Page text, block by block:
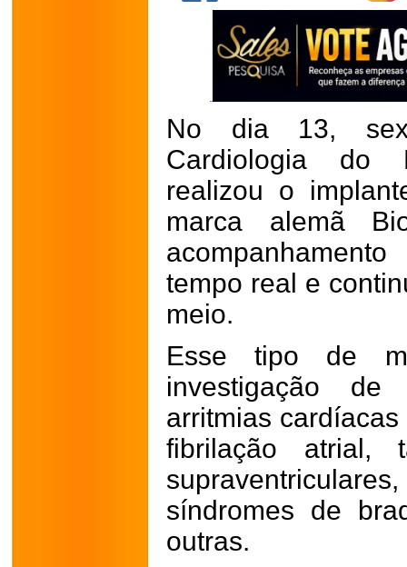
No dia 13,
Cardiologia do
realizou o
marca alemã
tempo real e
meio.
Esse tipo de
investigação
arritmias
fibrilação atrial,
síndromes de
outras.